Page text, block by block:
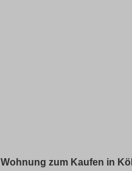
Wohnung zum Kaufen in